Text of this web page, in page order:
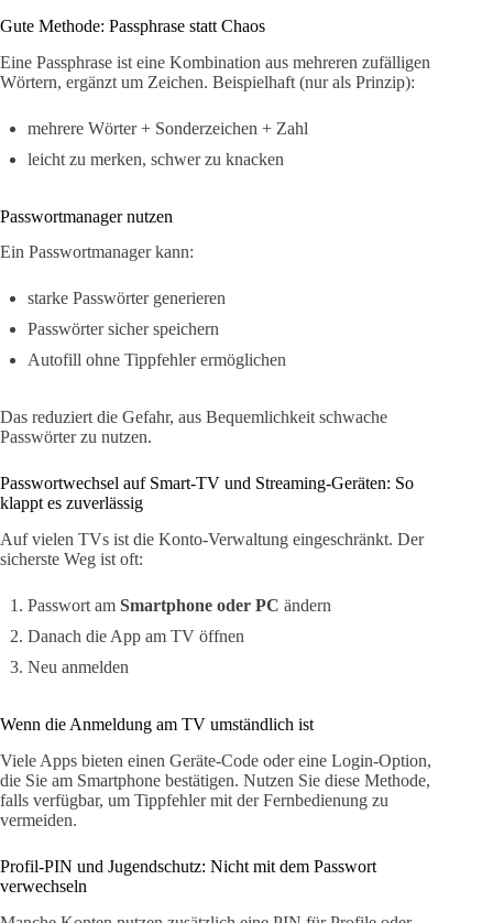
Gute Methode: Passphrase statt Chaos
Eine Passphrase ist eine Kombination aus mehreren zufälligen
Wörtern, ergänzt um Zeichen. Beispielhaft (nur als Prinzip):
mehrere Wörter + Sonderzeichen + Zahl
leicht zu merken, schwer zu knacken
Passwortmanager nutzen
Ein Passwortmanager kann:
starke Passwörter generieren
Passwörter sicher speichern
Autofill ohne Tippfehler ermöglichen
Das reduziert die Gefahr, aus Bequemlichkeit schwache
Passwörter zu nutzen.
Passwortwechsel auf Smart-TV und Streaming-Geräten: So
klappt es zuverlässig
Auf vielen TVs ist die Konto-Verwaltung eingeschränkt. Der
sicherste Weg ist oft:
Passwort am Smartphone oder PC ändern
Danach die App am TV öffnen
Neu anmelden
Wenn die Anmeldung am TV umständlich ist
Viele Apps bieten einen Geräte-Code oder eine Login-Option,
die Sie am Smartphone bestätigen. Nutzen Sie diese Methode,
falls verfügbar, um Tippfehler mit der Fernbedienung zu
vermeiden.
Profil-PIN und Jugendschutz: Nicht mit dem Passwort
verwechseln